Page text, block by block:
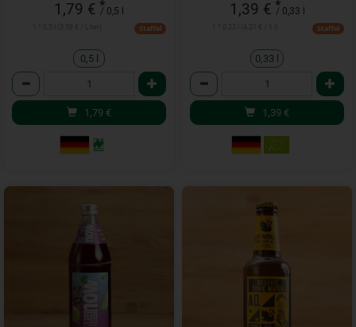
1,79 € *
/ 0,5 l
Staffel
0,5 l
Anzahl
1,79 €
1,39 € *
/ 0,33 l
Staffel
0,33 l
Anzahl
1,39 €